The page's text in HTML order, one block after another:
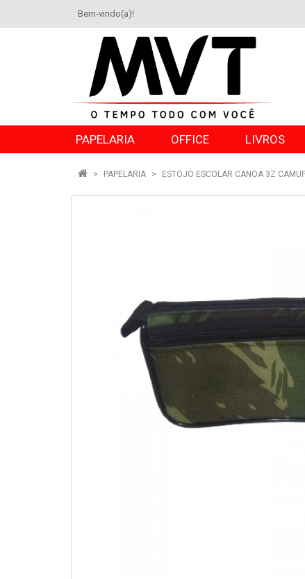
Bem-vindo(a)!
PAPELARIA OFFICE LIVROS
PAPELARIA ESTOJO ESCOLAR CANOA 3Z